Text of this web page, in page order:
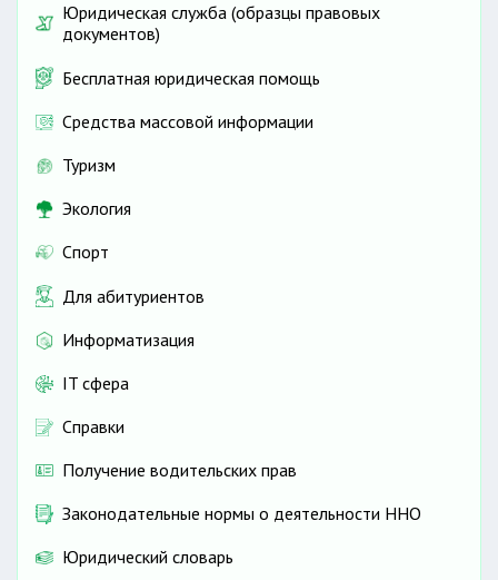
Юридическая служба (образцы правовых
документов)
Бесплатная юридическая помощь
Средства массовой информации
Туризм
Экология
Спорт
Для абитуриентов
Информатизация
IT сфера
Справки
Получение водительских прав
Законодательные нормы о деятельности ННО
Юридический словарь